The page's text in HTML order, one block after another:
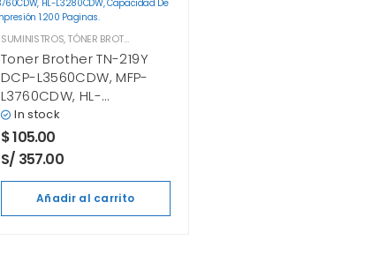
SUMINISTROS,TÓNER BROTHER
Toner Brother TN-219Y
DCP-L3560CDW, MFP-
L3760CDW, HL-
L3280CDW Yellow
In stock
$105.00
S/ 357.00
Añadir al carrito